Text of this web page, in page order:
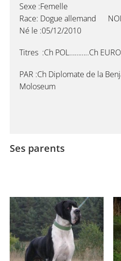
Sexe :Femelle
Race: Dogue allemand
Né le :05/12/2010
Titres :Ch POL………..Ch
PAR :Ch Diplomate de la
Moloseum
Ses parents